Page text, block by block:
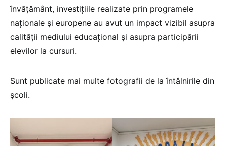
învățământ, investițiile realizate prin programele
naționale și europene au avut un impact vizibil asupra
calității mediului educațional și asupra participării
elevilor la cursuri.
Sunt publicate mai multe fotografii de la întâlnirile din
școli.